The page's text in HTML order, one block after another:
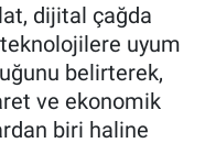
dijital çağda
uyum
belirterek,
ve ekonomik
biri haline